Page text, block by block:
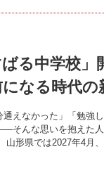
ばる中学校
なる時代の
通えなかった」「勉強
そんな思いを抱えた
山形県では2027年4月